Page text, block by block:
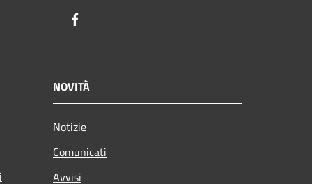
NOVITÀ
Notizie
Comunicati
Avvisi